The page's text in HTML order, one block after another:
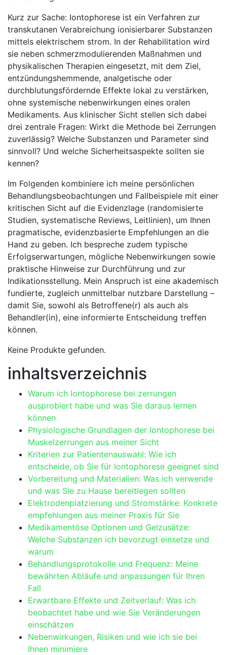
Kurz zur Sache: Iontophorese ist ⁢ein Verfahren zur
transkutanen Verabreichung ionisierbarer Substanzen
mittels elektrischem strom. In der Rehabilitation⁣ wird
sie neben⁤ schmerzmodulierenden Maßnahmen und
physikalischen ‌Therapien ⁢eingesetzt, mit dem Ziel,
entzündungshemmende, analgetische‍ oder‌
durchblutungsfördernde Effekte lokal zu verstärken,
ohne systemische nebenwirkungen eines oralen
Medikaments. ​Aus klinischer Sicht stellen sich⁤ dabei
‍drei zentrale Fragen: Wirkt die ‌Methode bei⁣ Zerrungen
zuverlässig? ⁢Welche Substanzen und Parameter sind
sinnvoll? ‍Und welche Sicherheitsaspekte sollten sie⁤
kennen?
Im⁢ Folgenden kombiniere ich meine ​persönlichen
Behandlungsbeobachtungen und Fallbeispiele mit einer
kritischen Sicht auf die Evidenzlage ⁤(randomisierte
Studien, ​systematische⁤ Reviews, Leitlinien), um Ihnen
pragmatische, evidenzbasierte Empfehlungen an die
⁢Hand‌ zu geben. ⁢Ich⁤ bespreche ⁤zudem typische
Erfolgserwartungen, mögliche Nebenwirkungen sowie
praktische Hinweise‌ zur Durchführung ​und zur⁤
Indikationsstellung. Mein Anspruch ist eine akademisch
fundierte, zugleich ‍unmittelbar ⁣nutzbare Darstellung –
damit Sie,⁤ sowohl⁣ als Betroffene(r) ‍als ‍auch als
Behandler(in), eine informierte Entscheidung treffen
können.
Keine Produkte gefunden.
inhaltsverzeichnis
Warum ich Iontophorese​ bei zerrungen
ausprobiert​ habe und ‍was Sie daraus lernen⁣
können
Physiologische Grundlagen der Iontophorese ‍bei⁢
Muskelzerrungen aus meiner Sicht
Kriterien zur Patientenauswahl:‌ Wie ich
entscheide, ob⁣ Sie für Iontophorese⁣ geeignet⁣ sind
Vorbereitung und Materialien: Was ich verwende
und was⁢ Sie zu Hause bereitlegen‍ sollten
Elektrodenplatzierung und Stromstärke: Konkrete
empfehlungen aus meiner Praxis für Sie
Medikamentöse Optionen​ und Gelzusätze:
Welche⁢ Substanzen ich bevorzugt einsetze ⁣und
warum
Behandlungsprotokolle ⁤und Frequenz: Meine ​
bewährten Abläufe ‍und anpassungen für Ihren
Fall
Erwartbare Effekte und Zeitverlauf: Was ich
⁤beobachtet habe ⁣und wie Sie​ Veränderungen
einschätzen
Nebenwirkungen, Risiken und wie ich sie bei
Ihnen minimiere